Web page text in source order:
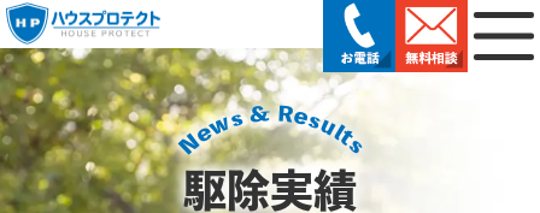
駆除実績